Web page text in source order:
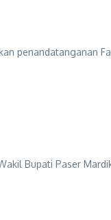
penandatanganan
Bupati Paser